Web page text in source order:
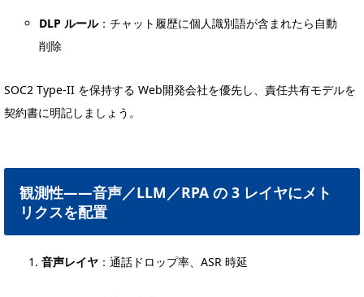
DLP ルール：チャット履歴に個人識別語が含まれたら自動
削除
SOC2 Type-II を保持する Web開発会社を優先し、責任共有モデルを
契約書に明記しましょう。
観測性――音声／LLM／RPA の 3 レイヤにメト
リクスを配置
音声レイヤ ：通話ドロップ率、ASR 時延